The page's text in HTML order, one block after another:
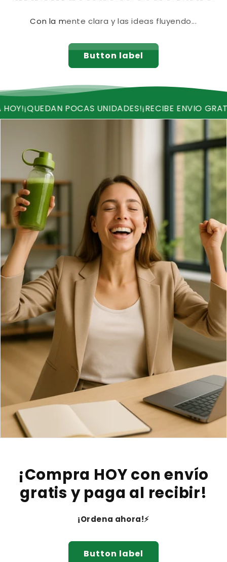
Con la mente clara y las ideas fluyendo...
Button label
POCAS UNIDADES!¡RECIBE ENVIO GRATIS!¡OFERTA
¡Compra HOY con envío
gratis y paga al recibir!
¡Ordena ahora!⚡
Button label